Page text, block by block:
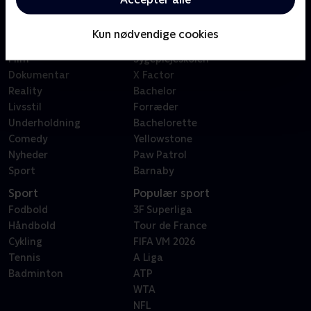
Kun nødvendige cookies
Kategorier
Film
Dokumentar
Reality
Livsstil
Underholdning
Comedy
Nyheder
Sport
Badehotellet
Sygeplejeskolen
X Factor
Bachelor
Forræder
Bachelorette
Yellowstone
Paw Patrol
Barnaby
Sport
Fodbold
Håndbold
Cykling
Tennis
Badminton
Populær sport
3F Superliga
Tour de France
FIFA VM 2026
A Liga
ATP
WTA
NFL